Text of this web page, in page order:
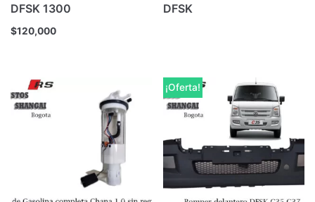
DFSK 1300
$120,000
DFSK
¡Oferta!